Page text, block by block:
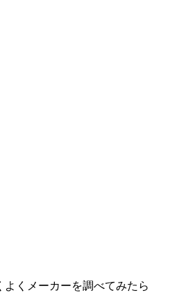
くメーカーを調べてみたら